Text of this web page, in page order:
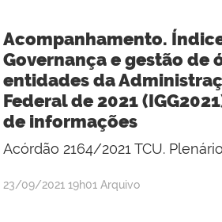
Lemos
Acompanhamento.
Governança e gestão de
entidades da
Federal de 2021
de informações
Acórdão 2164/2021 TCU. Plenário
por
publicado
23/09/2021 19h01 Arquivo